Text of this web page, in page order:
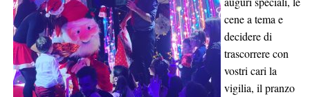
cene a tema e
decidere di
trascorrere con
vostri cari la
vigilia, il pranzo